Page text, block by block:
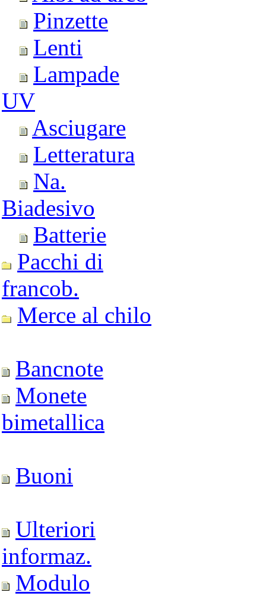
Pinzette
Lenti
Lampade
UV
Asciugare
Letteratura
Na.
Biadesivo
Batterie
Pacchi di
francob.
Merce al chilo
Bancnote
Monete
bimetallica
Buoni
Ulteriori
informaz.
Modulo